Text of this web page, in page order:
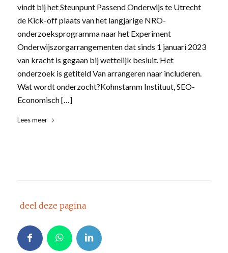
vindt bij het Steunpunt Passend Onderwijs te Utrecht
de Kick-off plaats van het langjarige NRO-
onderzoeksprogramma naar het Experiment
Onderwijszorgarrangementen dat sinds 1 januari 2023
van kracht is gegaan bij wettelijk besluit. Het
onderzoek is getiteld Van arrangeren naar includeren.
Wat wordt onderzocht?Kohnstamm Instituut, SEO-
Economisch […]
Lees meer
deel deze pagina